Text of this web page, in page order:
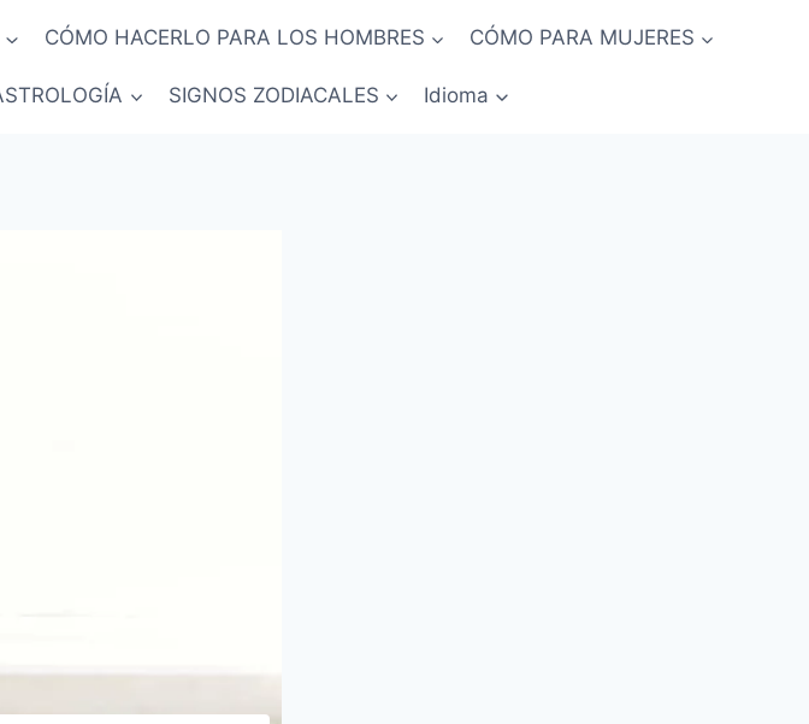
CÓMO HACERLO PARA LOS HOMBRES CÓMO PARA MUJERES
SIGNOS ZODIACALES Idioma